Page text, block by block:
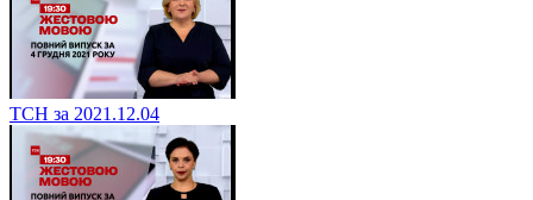
ТСН за 2021.12.04